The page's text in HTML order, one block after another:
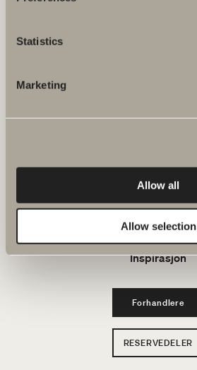
Statistics
Marketing
Allow all
Allow selection
E-post: kundeservice@svedbergs.no
Tegneverktøy
Bærekraft
Inspirasjon
Forhandlere
RESERVEDELER